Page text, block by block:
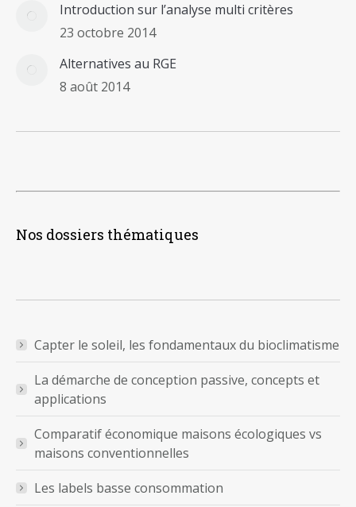
Introduction sur l’analyse multi critères
23 octobre 2014
Alternatives au RGE
8 août 2014
Nos dossiers thématiques
Capter le soleil, les fondamentaux du bioclimatisme
La démarche de conception passive, concepts et
applications
Comparatif économique maisons écologiques vs
maisons conventionnelles
Les labels basse consommation